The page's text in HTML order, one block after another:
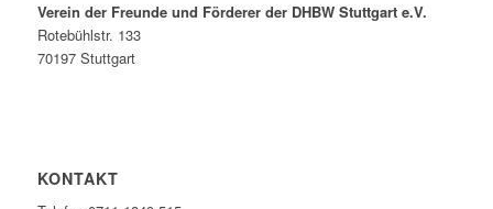
Verein der Freunde und Förderer der DHBW Stuttgart e.V.
Rotebühlstr. 133
70197 Stuttgart
KONTAKT